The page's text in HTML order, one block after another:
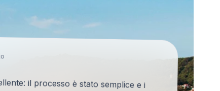
il processo è stato semplice e i
consiglio vivamente di rivolgervi ad